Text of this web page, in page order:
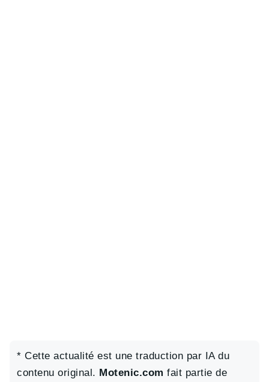
* Cette actualité est une traduction par IA du
contenu original. Motenic.com fait partie de